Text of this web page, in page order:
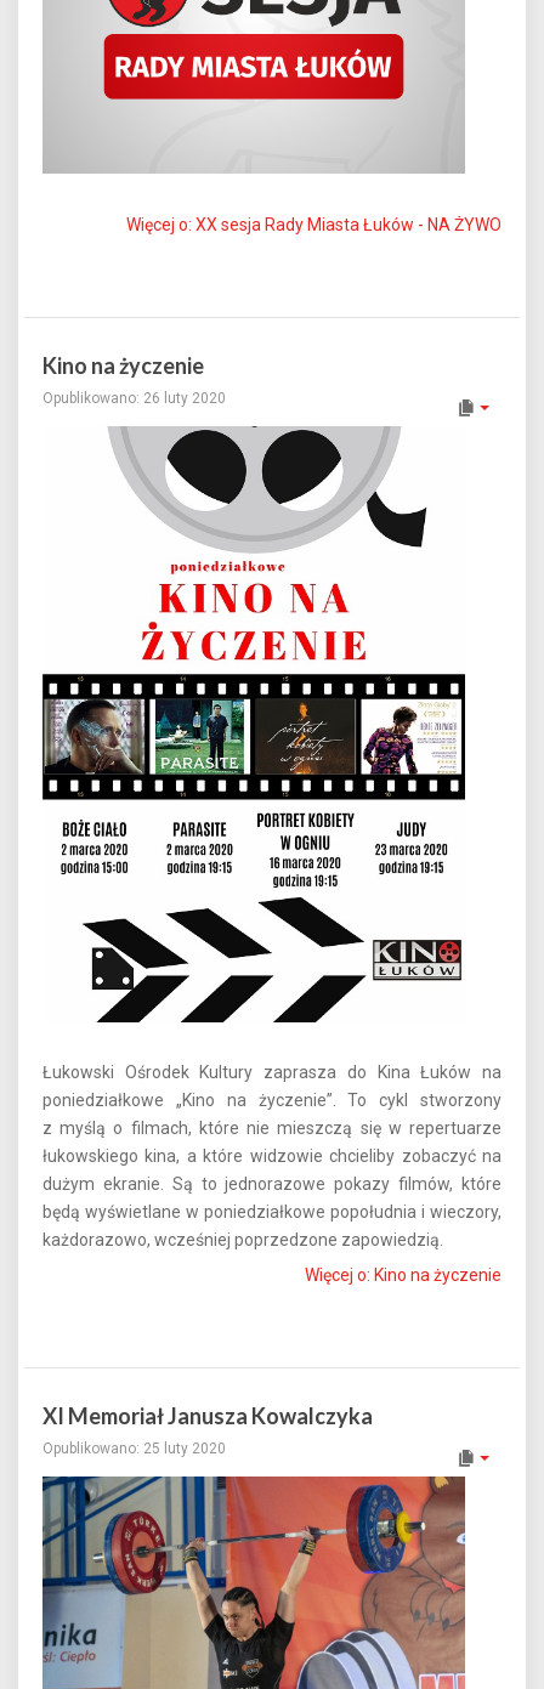
Więcej o: XX sesja Rady Miasta Łuków - NA ŻYWO
Kino na życzenie
Opublikowano: 26 luty 2020
Łukowski Ośrodek Kultury zaprasza do Kina Łuków na
poniedziałkowe „Kino na życzenie”. To cykl stworzony
z myślą o filmach, które nie mieszczą się w repertuarze
łukowskiego kina, a które widzowie chcieliby zobaczyć na
dużym ekranie. Są to jednorazowe pokazy filmów, które
będą wyświetlane w poniedziałkowe popołudnia i wieczory,
każdorazowo, wcześniej poprzedzone zapowiedzią.
Więcej o: Kino na życzenie
XI Memoriał Janusza Kowalczyka
Opublikowano: 25 luty 2020